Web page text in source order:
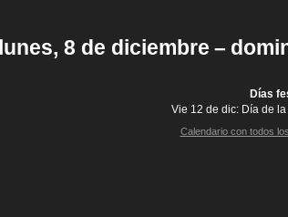
lunes, 8 de diciembre –
Días
Vie 12 de dic: Día de
Calendario con todos